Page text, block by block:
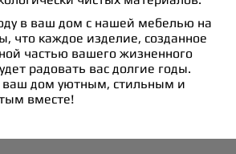
в ваш дом с нашей мебелью на
что каждое изделие, созданное
частью вашего жизненного
радовать вас долгие годы.
ваш дом уютным, стильным и
вместе!